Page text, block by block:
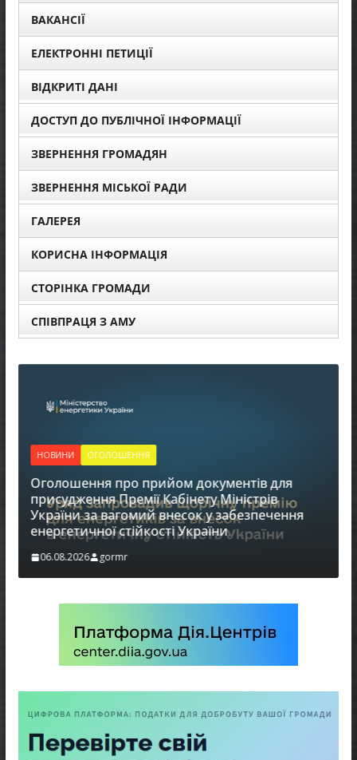
ВАКАНСІЇ
ЕЛЕКТРОННІ ПЕТИЦІЇ
ВІДКРИТІ ДАНІ
ДОСТУП ДО ПУБЛІЧНОЇ ІНФОРМАЦІЇ
ЗВЕРНЕННЯ ГРОМАДЯН
ЗВЕРНЕННЯ МІСЬКОЇ РАДИ
ГАЛЕРЕЯ
КОРИСНА ІНФОРМАЦІЯ
СТОРІНКА ГРОМАДИ
СПІВПРАЦЯ З АМУ
НОВИНИ ОГОЛОШЕННЯ
Оголошення про прийом документів для
присудження Премії Кабінету Міністрів
України за вагомий внесок у забезпечення
енергетичної стійкості України
06.08.2026 gormr